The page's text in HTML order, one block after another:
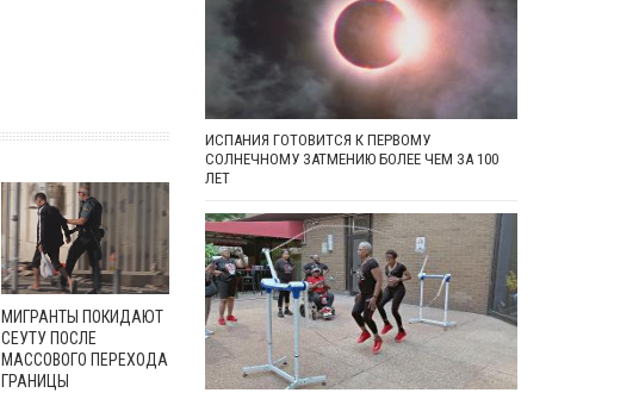
МИГРАНТЫ ПОКИДАЮТ
СЕУТУ ПОСЛЕ
МАССОВОГО ПЕРЕХОДА
ГРАНИЦЫ
ИСПАНИЯ ГОТОВИТСЯ К ПЕРВОМУ
СОЛНЕЧНОМУ ЗАТМЕНИЮ БОЛЕЕ ЧЕМ ЗА 100
ЛЕТ